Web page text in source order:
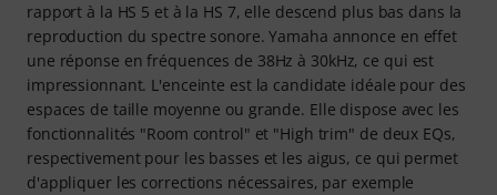
rapport à la HS 5 et à la HS 7, elle descend plus bas dans la
reproduction du spectre sonore. Yamaha annonce en effet
une réponse en fréquences de 38Hz à 30kHz, ce qui est
impressionnant. L'enceinte est la candidate idéale pour des
espaces de taille moyenne ou grande. Elle dispose avec les
fonctionnalités "Room control" et "High trim" de deux EQs,
respectivement pour les basses et les aigus, ce qui permet
d'appliquer les corrections nécessaires, par exemple